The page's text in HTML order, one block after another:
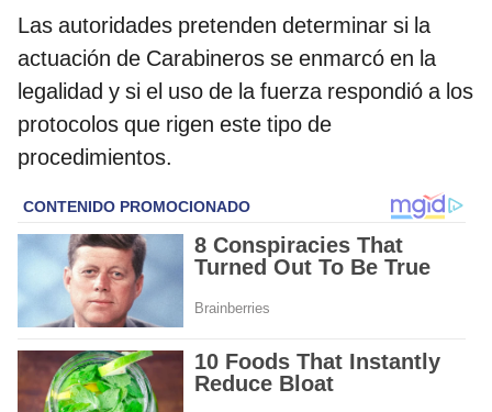
Las autoridades pretenden determinar si la
actuación de Carabineros se enmarcó en la
legalidad y si el uso de la fuerza respondió a los
protocolos que rigen este tipo de
procedimientos.